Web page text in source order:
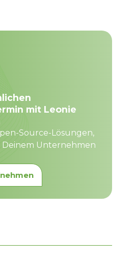
mit Leonie
Source-Lösungen,
Unternehmen